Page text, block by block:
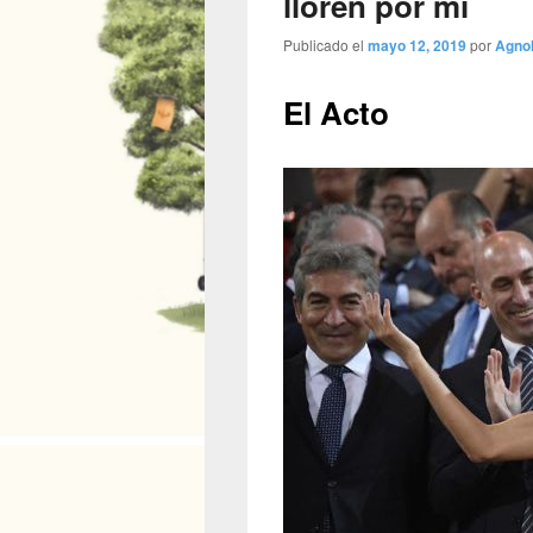
Publicado el mayo 12, 2019por
El Acto